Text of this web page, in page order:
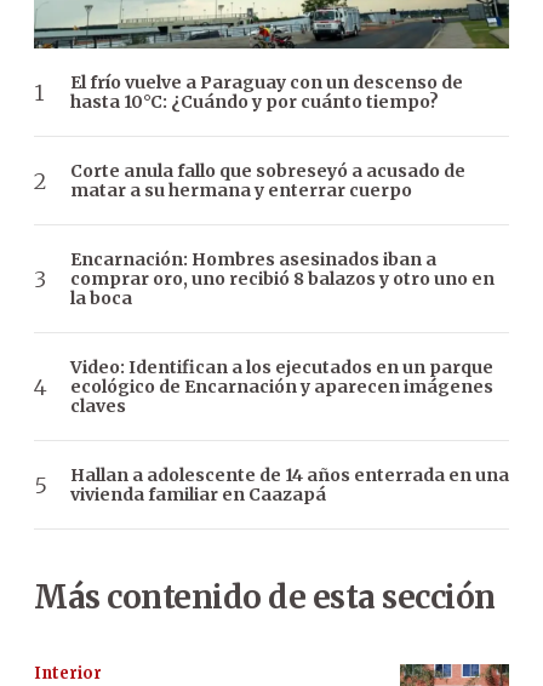
El frío vuelve a Paraguay con un descenso de
hasta 10°C: ¿Cuándo y por cuánto tiempo?
Corte anula fallo que sobreseyó a acusado de
matar a su hermana y enterrar cuerpo
Encarnación: Hombres asesinados iban a
comprar oro, uno recibió 8 balazos y otro uno en
la boca
Video: Identifican a los ejecutados en un parque
ecológico de Encarnación y aparecen imágenes
claves
Hallan a adolescente de 14 años enterrada en una
vivienda familiar en Caazapá
Más contenido de esta sección
Interior